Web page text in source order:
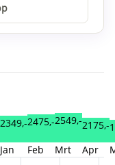
2349,-
Jan
2475,-
Feb
2549,-
Mrt
2175,-
Apr